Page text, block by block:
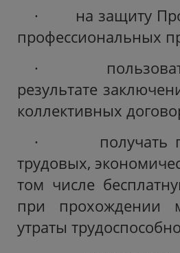
· на защиту
профессиональных
·
результате
коллективных
· получать
трудовых,
том числе
при прохождении
утраты